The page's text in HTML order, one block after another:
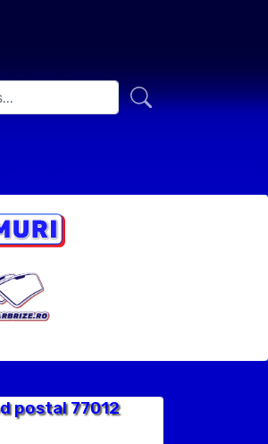
postal 77012